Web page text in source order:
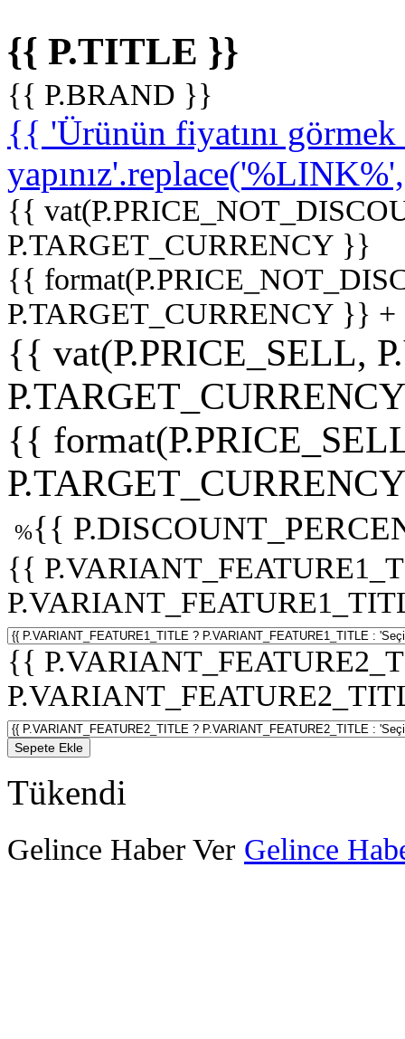
{{ P.TITLE }}
{{ P.BRAND }}
{{ 'Ürünün fiyatını
{{
P.TARGET_CURRENCY }}
{{
P.TARGET_CURRENCY }}
{{ vat(P.PRICE_SELL,
{{
%{{
{{
{{
Sepete Ekle
Tükendi
Gelince Haber Ver Gelince